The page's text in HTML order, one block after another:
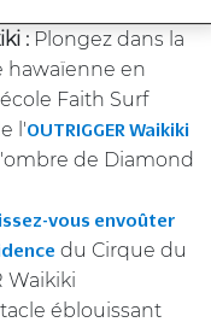
: Plongez dans la
hawaïenne en
Faith Surf
l'OUTRIGGER Waikiki
de Diamond
vous envoûter
du Cirque du
Waikiki
éblouissant